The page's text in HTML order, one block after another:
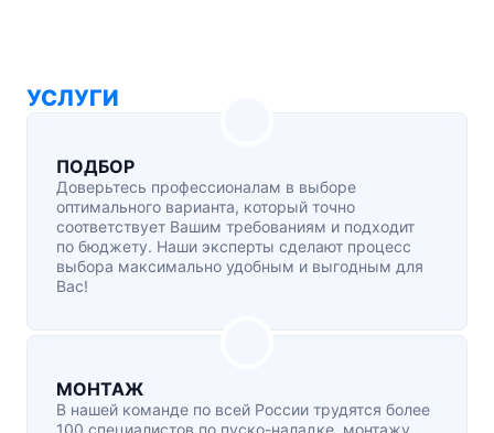
УСЛУГИ
ПОДБОР
Доверьтесь профессионалам в выборе
оптимального варианта, который точно
соответствует Вашим требованиям и подходит
по бюджету. Наши эксперты сделают процесс
выбора максимально удобным и выгодным для
Вас!
МОНТАЖ
В нашей команде по всей России трудятся более
100 специалистов по пуско-наладке, монтажу